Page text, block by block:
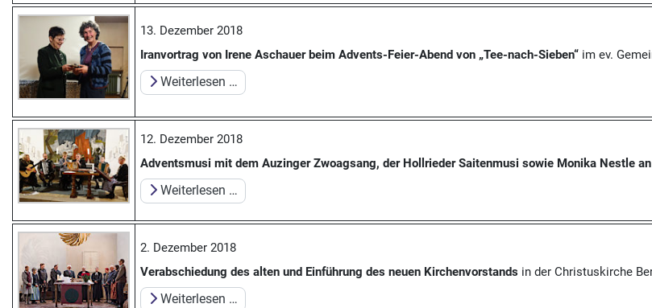
13. Dezember 2018
Iranvortrag von Irene Aschauer beim Advents-Feier-Abend von „Tee-nach-Sieben“ im ev.
Weiterlesen …
12. Dezember 2018
Adventsmusi mit dem Auzinger Zwoagsang, der Hollrieder Saitenmusi sowie Monika Nestle an
Weiterlesen …
2. Dezember 2018
Verabschiedung des alten und Einführung des neuen Kirchenvorstands in der Christuskirche
Weiterlesen …